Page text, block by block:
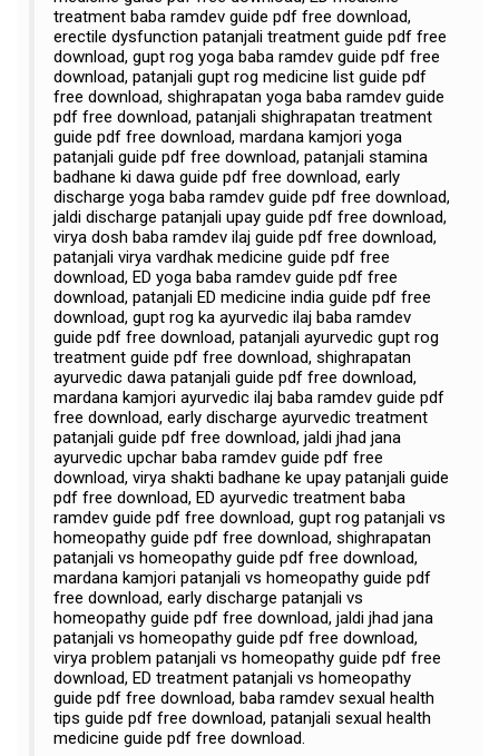
treatment baba ramdev guide pdf free download,
erectile dysfunction patanjali treatment guide pdf free
download, gupt rog yoga baba ramdev guide pdf free
download, patanjali gupt rog medicine list guide pdf
free download, shighrapatan yoga baba ramdev guide
pdf free download, patanjali shighrapatan treatment
guide pdf free download, mardana kamjori yoga
patanjali guide pdf free download, patanjali stamina
badhane ki dawa guide pdf free download, early
discharge yoga baba ramdev guide pdf free download,
jaldi discharge patanjali upay guide pdf free download,
virya dosh baba ramdev ilaj guide pdf free download,
patanjali virya vardhak medicine guide pdf free
download, ED yoga baba ramdev guide pdf free
download, patanjali ED medicine india guide pdf free
download, gupt rog ka ayurvedic ilaj baba ramdev
guide pdf free download, patanjali ayurvedic gupt rog
treatment guide pdf free download, shighrapatan
ayurvedic dawa patanjali guide pdf free download,
mardana kamjori ayurvedic ilaj baba ramdev guide pdf
free download, early discharge ayurvedic treatment
patanjali guide pdf free download, jaldi jhad jana
ayurvedic upchar baba ramdev guide pdf free
download, virya shakti badhane ke upay patanjali guide
pdf free download, ED ayurvedic treatment baba
ramdev guide pdf free download, gupt rog patanjali vs
homeopathy guide pdf free download, shighrapatan
patanjali vs homeopathy guide pdf free download,
mardana kamjori patanjali vs homeopathy guide pdf
free download, early discharge patanjali vs
homeopathy guide pdf free download, jaldi jhad jana
patanjali vs homeopathy guide pdf free download,
virya problem patanjali vs homeopathy guide pdf free
download, ED treatment patanjali vs homeopathy
guide pdf free download, baba ramdev sexual health
tips guide pdf free download, patanjali sexual health
medicine guide pdf free download.